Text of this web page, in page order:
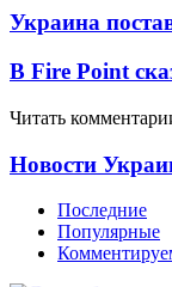
Украина
В Fire Point
Читать
Новости
Последние
Популярные